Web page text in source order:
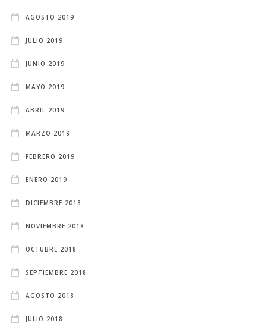
AGOSTO 2019
JULIO 2019
JUNIO 2019
MAYO 2019
ABRIL 2019
MARZO 2019
FEBRERO 2019
ENERO 2019
DICIEMBRE 2018
NOVIEMBRE 2018
OCTUBRE 2018
SEPTIEMBRE 2018
AGOSTO 2018
JULIO 2018